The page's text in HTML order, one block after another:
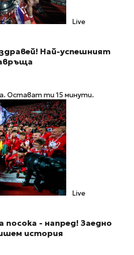
Live
Най-успешният
Остават ти 15 минути.
Live
посока - напред! Заедно
история